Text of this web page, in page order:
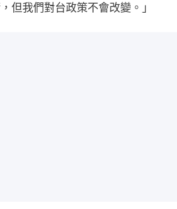
但我們對台政策不會改變。」